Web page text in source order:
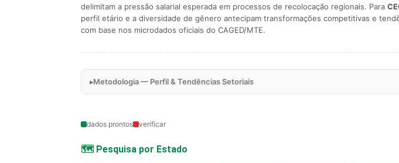
delimitam a pressão salarial esperada em processos de recolocação regionais. Para
perfil etário e a diversidade de gênero antecipam transformações competitivas e
com base nos microdados oficiais do CAGED/MTE.
Metodologia — Perfil & Tendências Setoriais
dados prontos verificar
🗺️ Pesquisa por Estado